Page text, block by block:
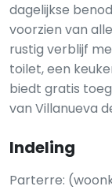
dagelijkse
voorzien van
rustig verblijf
toilet, een
biedt gratis
van Villanueva
Indeling
Parterre: